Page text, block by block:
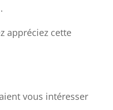
appréciez cette
vous intéresser